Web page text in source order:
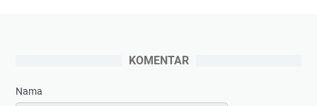
KOMENTAR
Nama